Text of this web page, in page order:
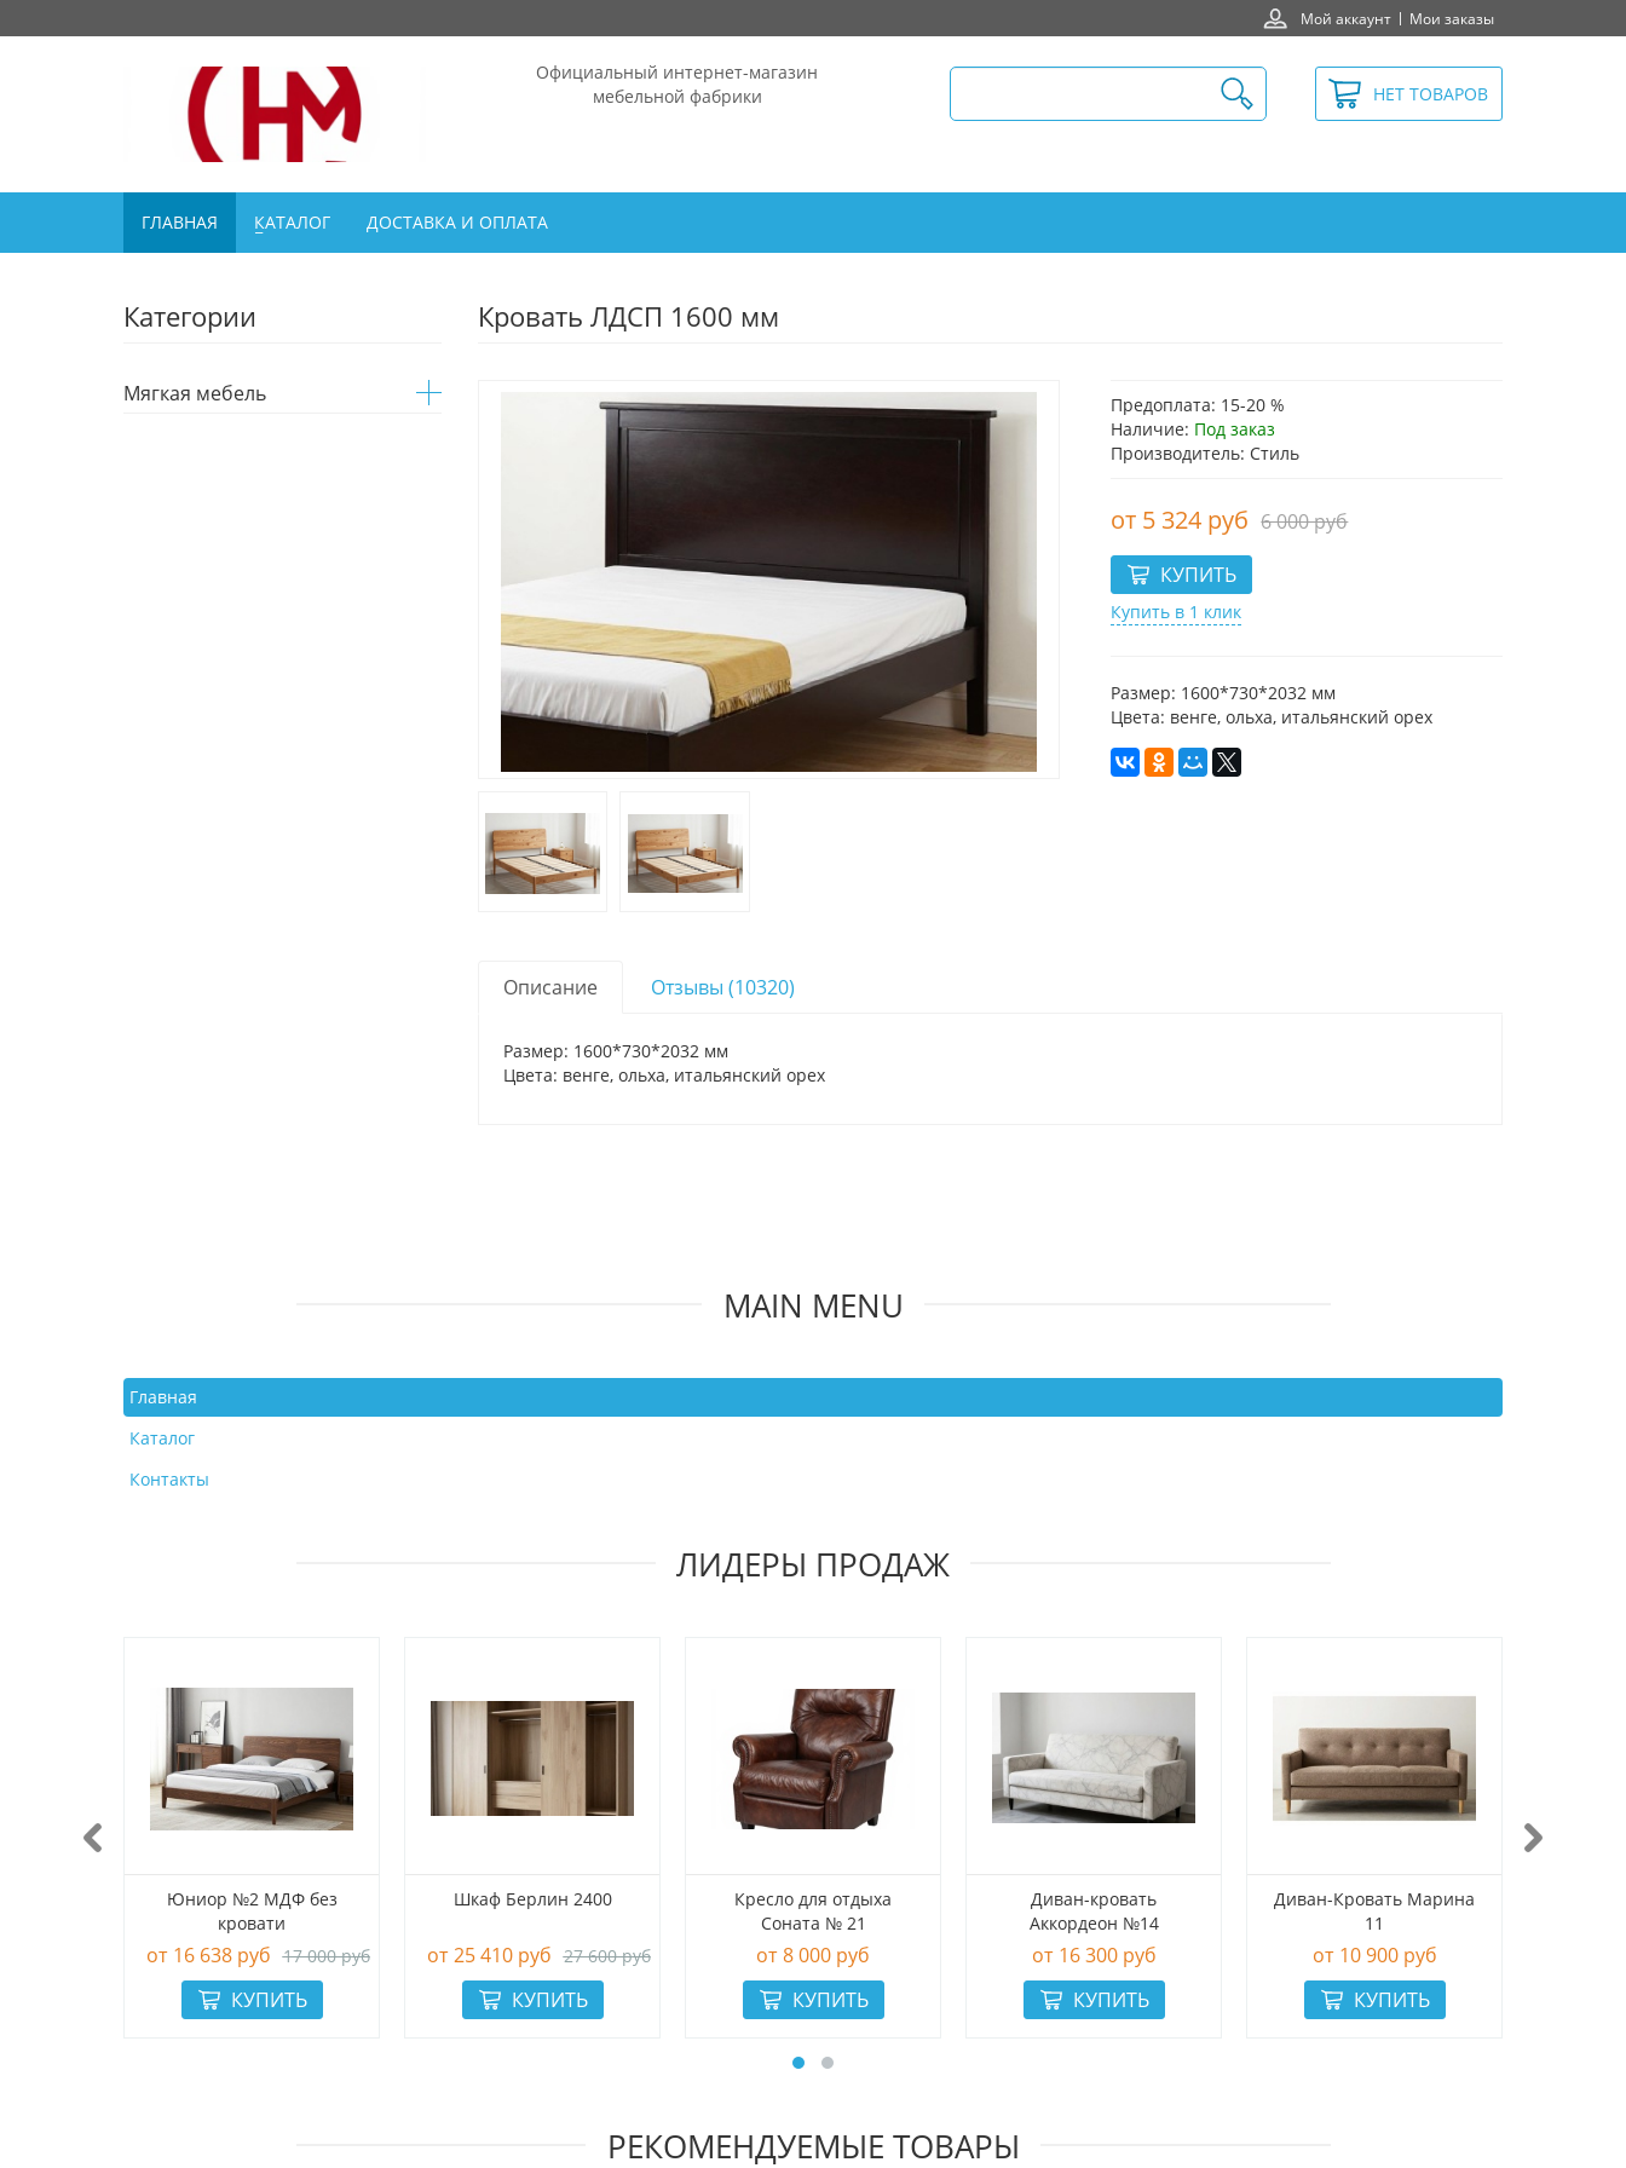
Мой аккаунт Мои заказы
Официальный интернет-магазин
мебельной фабрики
НЕТ ТОВАРОВ
ГЛАВНАЯ КАТАЛОГ ДОСТАВКА И ОПЛАТА
Кровать ЛДСП 1600 мм
Предоплата: 15-20 %
Наличие: Под заказ
Производитель: Стиль
5 324 руб 6 000 руб
Купить в 1 клик
Размер: 1600*730*2032 мм
Цвета: венге, ольха, итальянский орех
Описание Отзывы (10320)
Размер: 1600*730*2032 мм
Цвета: венге, ольха, итальянский орех
Категории
Мягкая мебель
MAIN MENU
Главная
Каталог
Контакты
ЛИДЕРЫ ПРОДАЖ
Юниор №2 МДФ без
кровати
16 638 руб 17 000 руб
Шкаф Берлин 2400
25 410 руб 27 600 руб
Кресло для отдыха
Соната № 21
8 000 руб
Диван-кровать
Аккордеон №14
16 300 руб
Диван-Кровать Марина
11
10 900 руб
РЕКОМЕНДУЕМЫЕ ТОВАРЫ